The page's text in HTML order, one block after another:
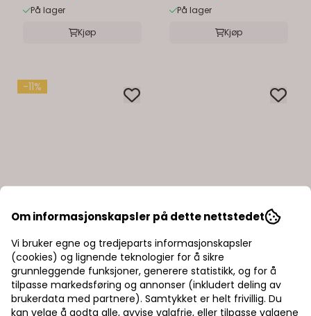
På lager
Kjøp
På lager
Kjøp
-11%
Om informasjonskapsler på dette nettstedet
Vi bruker egne og tredjeparts informasjonskapsler
(cookies) og lignende teknologier for å sikre
grunnleggende funksjoner, generere statistikk, og for å
tilpasse markedsføring og annonser (inkludert deling av
brukerdata med partnere). Samtykket er helt frivillig. Du
kan velge å godta alle, avvise valgfrie, eller tilpasse valgene